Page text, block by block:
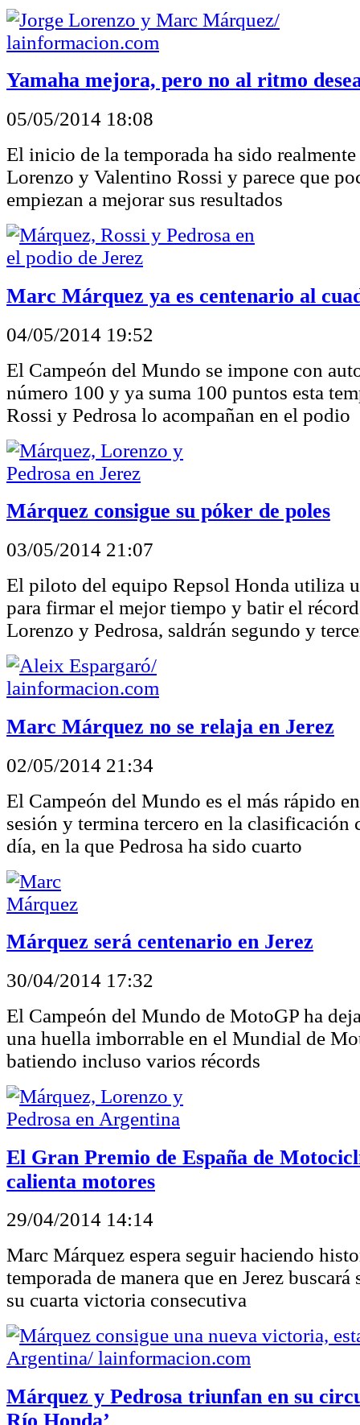
Yamaha mejora, pero no al ritmo
05/05/2014 18:08
El inicio de la temporada ha sido
Lorenzo y Valentino Rossi y parece que
empiezan a mejorar sus resultados
Marc Márquez ya es centenario al
04/05/2014 19:52
El Campeón del Mundo se impone con
número 100 y ya suma 100 puntos esta
Rossi y Pedrosa lo acompañan en el podio
Márquez consigue su póker de poles
03/05/2014 21:07
El piloto del equipo Repsol Honda utiliza
para firmar el mejor tiempo y batir el récord
Lorenzo y Pedrosa, saldrán segundo y
Marc Márquez no se relaja en Jerez
02/05/2014 21:34
El Campeón del Mundo es el más rápido
sesión y termina tercero en la clasificación
día, en la que Pedrosa ha sido cuarto
Márquez será centenario en Jerez
30/04/2014 17:32
El Campeón del Mundo de MotoGP ha
una huella imborrable en el Mundial de
batiendo incluso varios récords
El Gran Premio de España de
calienta motores
29/04/2014 14:14
Marc Márquez espera seguir haciendo
temporada de manera que en Jerez
su cuarta victoria consecutiva
Márquez y Pedrosa triunfan en su